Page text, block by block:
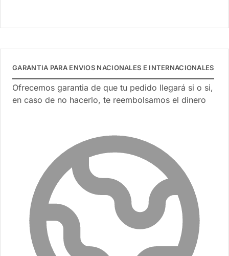
GARANTIA PARA ENVIOS NACIONALES E INTERNACIONALES
Ofrecemos garantia de que tu pedido llegará si o si,
en caso de no hacerlo, te reembolsamos el dinero